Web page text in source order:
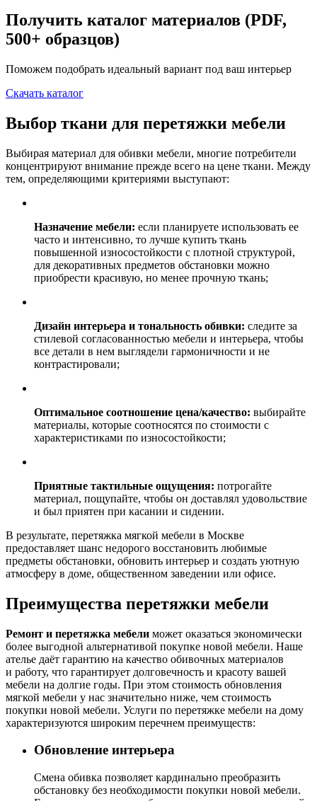
Получить каталог материалов (PDF,
500+ образцов)
Поможем подобрать идеальный вариант под ваш интерьер
Скачать каталог
Выбор ткани для перетяжки мебели
Выбирая материал для обивки мебели, многие потребители
концентрируют внимание прежде всего на цене ткани. Между
тем, определяющими критериями выступают:
Назначение мебели: если планируете использовать ее
часто и интенсивно, то лучше купить ткань
повышенной износостойкости с плотной структурой,
для декоративных предметов обстановки можно
приобрести красивую, но менее прочную ткань;
Дизайн интерьера и тональность обивки: следите за
стилевой согласованностью мебели и интерьера, чтобы
все детали в нем выглядели гармоничности и не
контрастировали;
Оптимальное соотношение цена/качество: выбирайте
материалы, которые соотносятся по стоимости с
характеристиками по износостойкости;
Приятные тактильные ощущения: потрогайте
материал, пощупайте, чтобы он доставлял удовольствие
и был приятен при касании и сидении.
В результате, перетяжка мягкой мебели в Москве
предоставляет шанс недорого восстановить любимые
предметы обстановки, обновить интерьер и создать уютную
атмосферу в доме, общественном заведении или офисе.
Преимущества перетяжки мебели
Ремонт и перетяжка мебели может оказаться экономически
более выгодной альтернативой покупке новой мебели. Наше
ателье даёт гарантию на качество обивочных материалов
и работу, что гарантирует долговечность и красоту вашей
мебели на долгие годы. При этом стоимость обновления
мягкой мебели у нас значительно ниже, чем стоимость
покупки новой мебели. Услуги по перетяжке мебели на дому
характеризуются широким перечнем преимуществ:
Обновление интерьера
Cмена обивка позволяет кардинально преобразить
обстановку без необходимости покупки новой мебели.